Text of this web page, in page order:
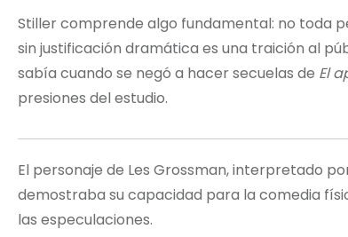
Stiller comprende algo fundamental: no toda
sin justificación dramática es una traición al
sabía cuando se negó a hacer secuelas de El
presiones del estudio.
El personaje de Les Grossman, interpretado
demostraba su capacidad para la comedia
las especulaciones.